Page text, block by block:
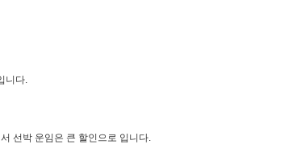
니다.
선박 운임은 큰 할인으로 입니다.